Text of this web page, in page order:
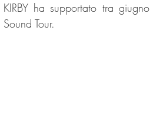
KIRBY ha supportato tra
Sound Tour.